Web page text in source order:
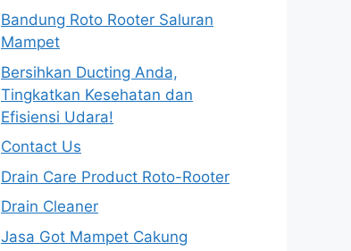
Bandung Roto Rooter Saluran
Mampet
Bersihkan Ducting Anda,
Tingkatkan Kesehatan dan
Efisiensi Udara!
Contact Us
Drain Care Product Roto-Rooter
Drain Cleaner
Jasa Got Mampet Cakung